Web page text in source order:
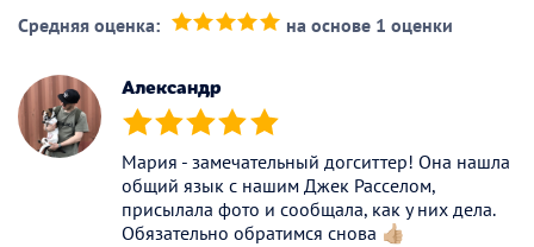
Средняя оценка: на основе 1 оценки
Александр
(*) (*) (*) (*) (*)
Мария - замечательный догситтер! Она нашла
общий язык с нашим Джек Расселом,
присылала фото и сообщала, как у них дела.
Обязательно обратимся снова 👍🏼